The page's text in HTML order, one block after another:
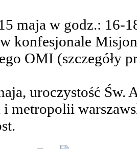
maja w godz.: 16-
konfesjonale
OMI (szczegóły
uroczystość Św.
i metropolii